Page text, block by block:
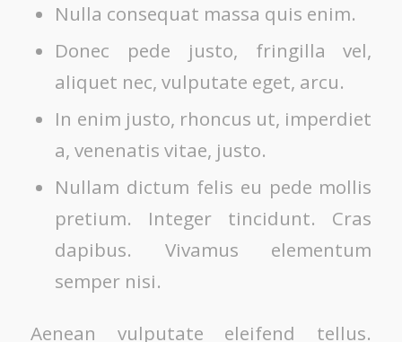
Nulla consequat massa quis enim.
Donec pede justo, fringilla vel,
aliquet nec, vulputate eget, arcu.
In enim justo, rhoncus ut, imperdiet
a, venenatis vitae, justo.
Nullam dictum felis eu pede mollis
pretium. Integer tincidunt. Cras
dapibus. Vivamus elementum
semper nisi.
Aenean vulputate eleifend tellus.